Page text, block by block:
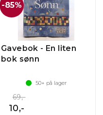
85%
Gavebok - En liten
bok sønn
50+ på lager
69,-
10,-